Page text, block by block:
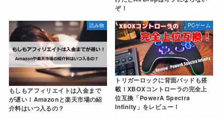
ぞ！
読み物
もしもアフィリエイトは入金まで
が遅い！Amazonと楽天市場の紹
介料はいつ入るの？
PCゲーム
トリガーロックに背面パッドも搭
載！XBOXコントローラの完全上
位互換「PowerA Spectra
Infinity」をレビュー！